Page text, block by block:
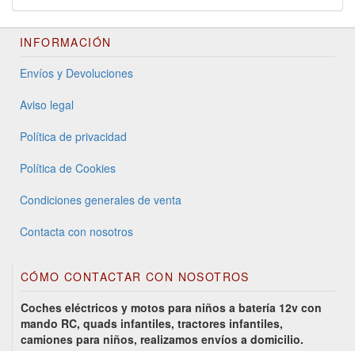
INFORMACIÓN
Envíos y Devoluciones
Aviso legal
Política de privacidad
Política de Cookies
Condiciones generales de venta
Contacta con nosotros
CÓMO CONTACTAR CON NOSOTROS
Coches eléctricos y motos para niños a batería 12v con
mando RC, quads infantiles, tractores infantiles,
camiones para niños, realizamos envíos a domicilio.